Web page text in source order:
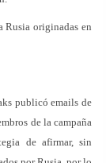
Rusia originadas en
publicó emails de
de la campaña
de afirmar, sin